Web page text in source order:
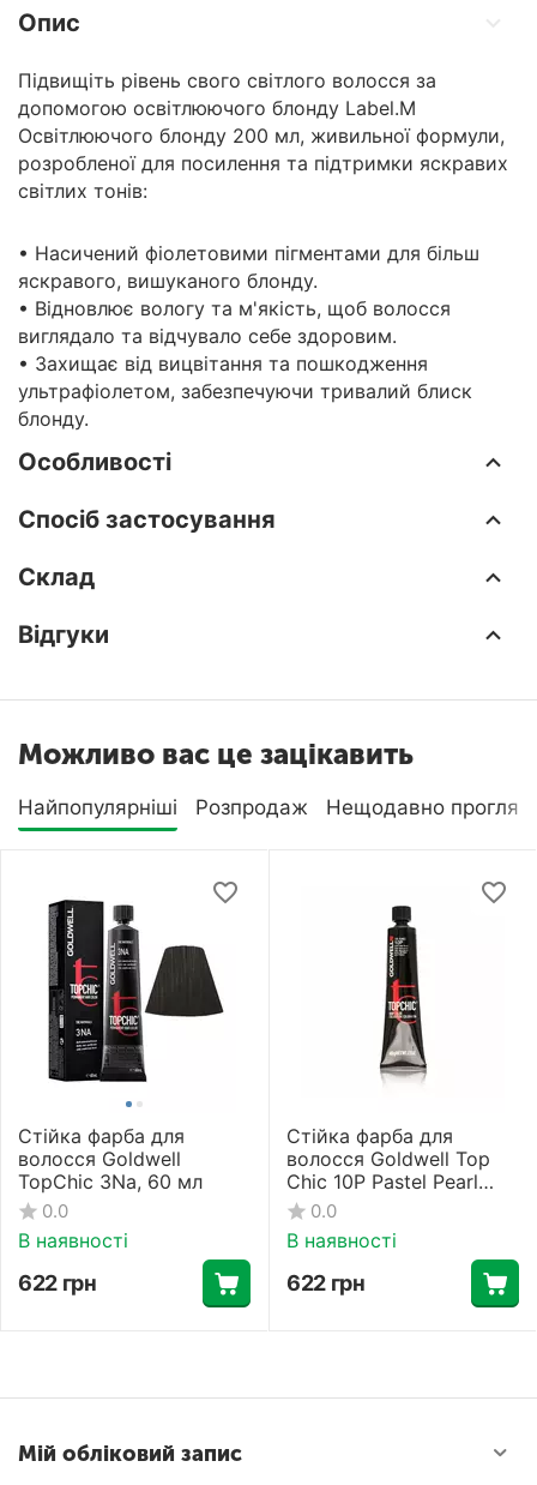
Опис
Підвищіть рівень свого світлого волосся за
допомогою освітлюючого блонду Label.M
Освітлюючого блонду 200 мл, живильної формули,
розробленої для посилення та підтримки яскравих
світлих тонів:
• Насичений фіолетовими пігментами для більш
яскравого, вишуканого блонду.
• Відновлює вологу та м'якість, щоб волосся
виглядало та відчувало себе здоровим.
• Захищає від вицвітання та пошкодження
ультрафіолетом, забезпечуючи тривалий блиск
блонду.
Особливості
Спосіб застосування
Склад
Відгуки
Можливо вас це зацікавить
Найпопулярніші Розпродаж Нещодавно
Стійка фарба для
волосся Goldwell
TopChic 3Na, 60 мл
0.0
В наявності
622 грн
Стійка фарба для
волосся Goldwell Top
Chic 10P Pastel Pearl
Blonde, 60 мл
0.0
В наявності
622 грн
Мій обліковий запис